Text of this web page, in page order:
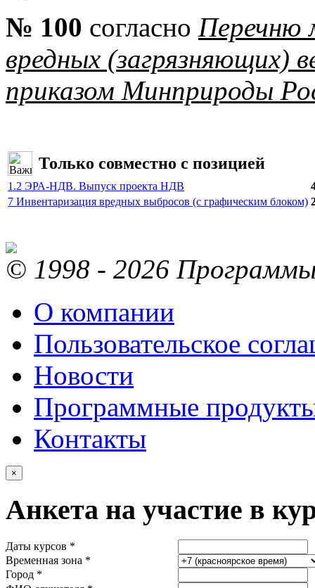
№ 100 согласно Перечню
вредных (загрязняющих)
приказом Минприроды
Только совместно с позицией
1.2 ЭРА-НДВ. Выпуск проекта НДВ
7 Инвентаризация вредных выбросов (с графическим блоком)
© 1998 - 2026 Программы
О компании
Пользовательское
Новости
Программные
Контакты
×
Анкета на участие в
Даты курсов *
Временная зона *
Город *